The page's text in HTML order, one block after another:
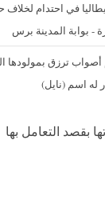
في احتدام لخلاف
- بوابة المدينة برس
ترزق بمولودها
له اسم (نايل)
بقصد التعامل بها